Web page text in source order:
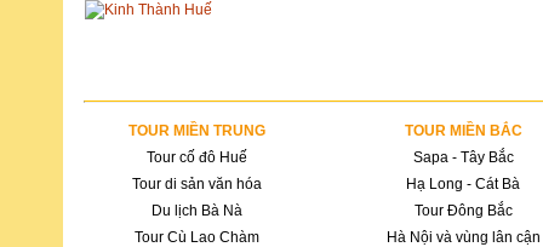
Kinh Thành Huế
TOUR MIỀN TRUNG
Tour cố đô Huế
Tour di sản văn hóa
Du lịch Bà Nà
Tour Cù Lao Chàm
TOUR MIỀN BẮC
Sapa - Tây Bắc
Hạ Long - Cát Bà
Tour Đông Bắc
Hà Nội và vùng lân cận